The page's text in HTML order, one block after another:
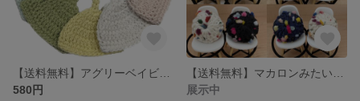
580円
展示中